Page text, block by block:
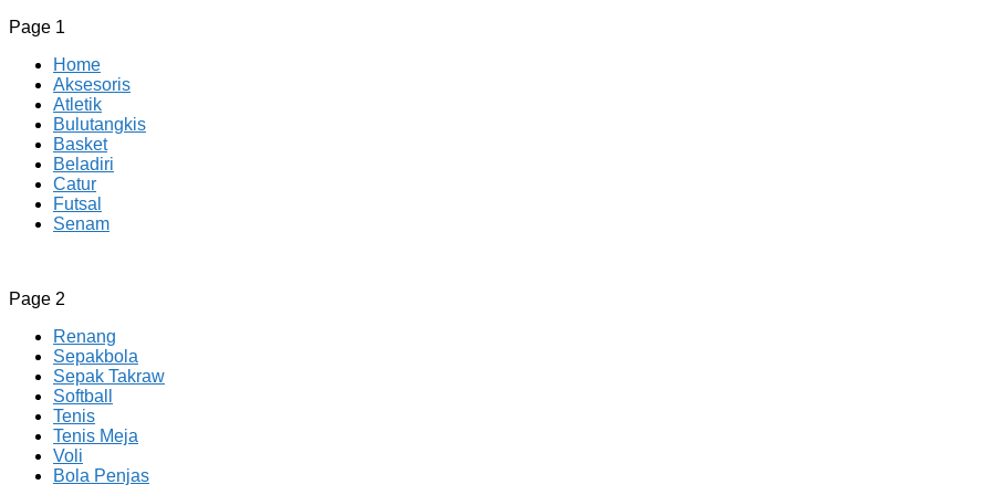
Page 1
Home
Aksesoris
Atletik
Bulutangkis
Basket
Beladiri
Catur
Futsal
Senam
CV JAYA BERSAMA Co Id
Menyediakan Semua Perlengkapan Olahraga Yang Lengkap, Berkualitas Dengan Harga Yang Murah
Page 2
Renang
Sepakbola
Sepak Takraw
Softball
Tenis
Tenis Meja
Voli
Bola Penjas